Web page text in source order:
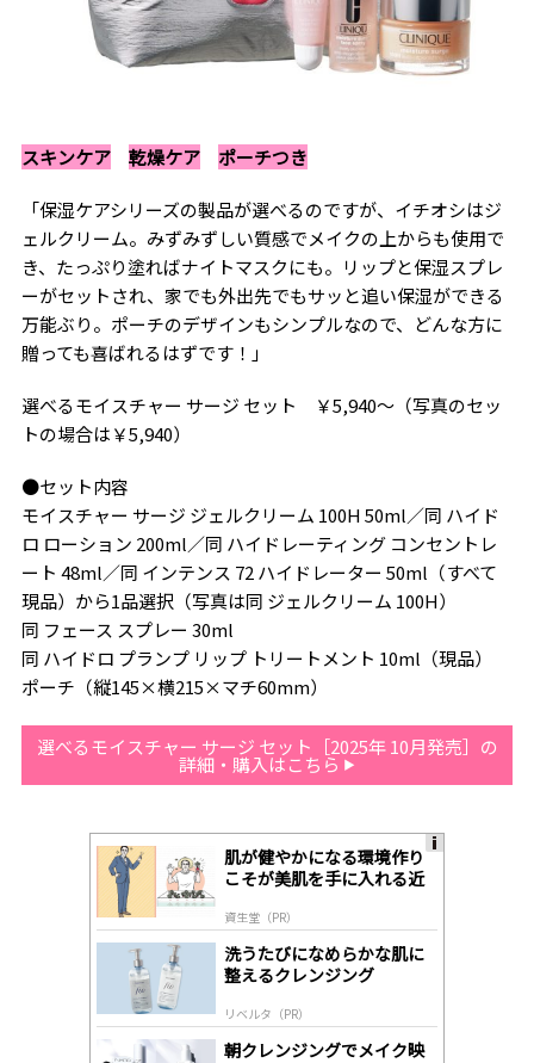
スキンケア 乾燥ケア ポーチつき
「保湿ケアシリーズの製品が選べるのですが、イチオシはジ
ェルクリーム。みずみずしい質感でメイクの上からも使用で
き、たっぷり塗ればナイトマスクにも。リップと保湿スプレ
ーがセットされ、家でも外出先でもサッと追い保湿ができる
万能ぶり。ポーチのデザインもシンプルなので、どんな方に
贈っても喜ばれるはずです！」
選べるモイスチャー サージ セット ￥5,940～（写真のセッ
トの場合は￥5,940）
●セット内容
モイスチャー サージ ジェルクリーム 100H 50ml／同 ハイド
ロ ローション 200ml／同 ハイドレーティング コンセントレ
ート 48ml／同 インテンス 72 ハイドレーター 50ml（すべて
現品）から1品選択（写真は同 ジェルクリーム 100H）
同 フェース スプレー 30ml
同 ハイドロ プランプ リップ トリートメント 10ml（現品）
ポーチ（縦145×横215×マチ60mm）
選べるモイスチャー サージ セット［2025年 10月発売］の
詳細・購入はこちら
肌が健やかになる環境作り
こそが美肌を手に入れる近
資生堂（PR）
洗うたびになめらかな肌に
整えるクレンジング
リベルタ（PR）
朝クレンジングでメイク映